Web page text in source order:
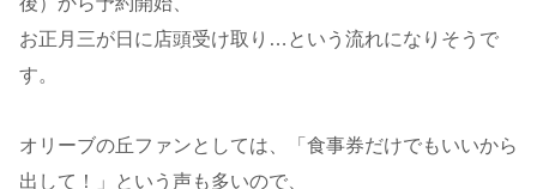
お正月三が日に店頭受け取り…という流れになりそうで
す。
オリーブの丘ファンとしては、「食事券だけでもいいから
出して！」という声も多いので、